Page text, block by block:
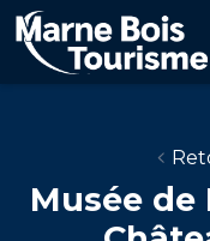
Aller
au
contenu
principal
Musée